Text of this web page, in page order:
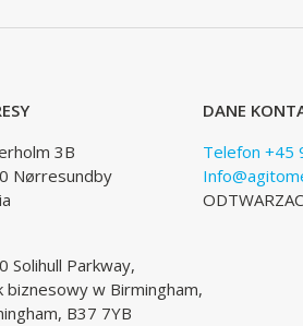
3B
Nørresundby
Solihull Parkway,
biznesowy w Birmingham,
B37 7YB
DANE
Telefon +45